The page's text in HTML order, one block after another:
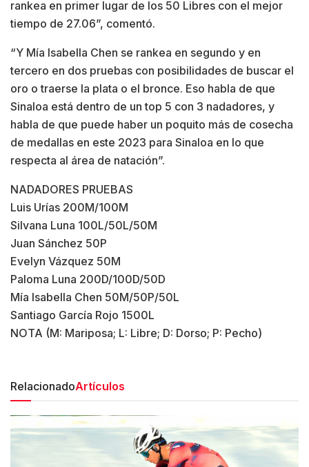
rankea en primer lugar de los 50 Libres con el mejor
tiempo de 27.06”, comentó.
“Y Mía Isabella Chen se rankea en segundo y en
tercero en dos pruebas con posibilidades de buscar el
oro o traerse la plata o el bronce. Eso habla de que
Sinaloa está dentro de un top 5 con 3 nadadores, y
habla de que puede haber un poquito más de cosecha
de medallas en este 2023 para Sinaloa en lo que
respecta al área de natación”.
NADADORES PRUEBAS
Luis Urías 200M/100M
Silvana Luna 100L/50L/50M
Juan Sánchez 50P
Evelyn Vázquez 50M
Paloma Luna 200D/100D/50D
Mía Isabella Chen 50M/50P/50L
Santiago García Rojo 1500L
NOTA (M: Mariposa; L: Libre; D: Dorso; P: Pecho)
RelacionadoArtículos